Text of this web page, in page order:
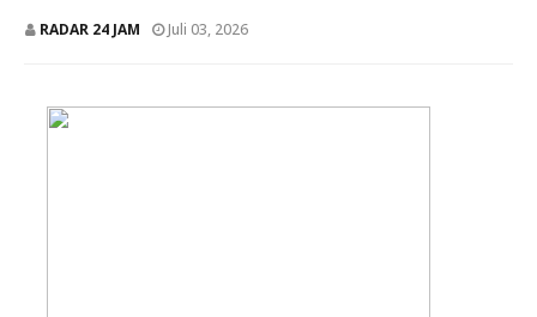
RADAR 24 JAM Juli 03, 2026